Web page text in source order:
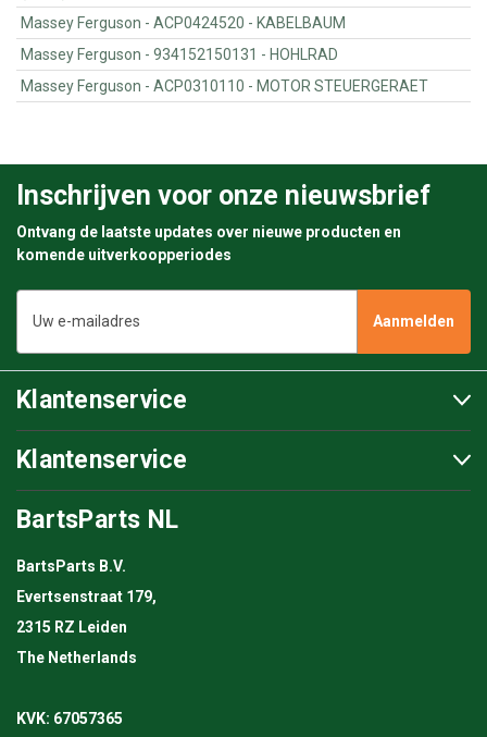
Massey Ferguson - ACP0424520 - KABELBAUM
Massey Ferguson - 934152150131 - HOHLRAD
Massey Ferguson - ACP0310110 - MOTOR STEUERGERAET
Inschrijven voor onze nieuwsbrief
Ontvang de laatste updates over nieuwe producten en
komende uitverkoopperiodes
mailadres
Klantenservice
Klantenservice
BartsParts NL
BartsParts B.V.
Evertsenstraat 179,
2315 RZ Leiden
The Netherlands
KVK: 67057365